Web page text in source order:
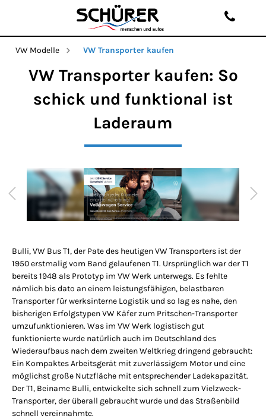
VW Modelle VW Transporter kaufen
VW Transporter kaufen: So
schick und funktional ist
Laderaum
Bulli, VW Bus T1, der Pate des heutigen VW Transporters ist der
1950 erstmalig vom Band gelaufenen T1. Ursprünglich war der T1
bereits 1948 als Prototyp im VW Werk unterwegs. Es fehlte
nämlich bis dato an einem leistungsfähigen, belastbaren
Transporter für werksinterne Logistik und so lag es nahe, den
bisherigen Erfolgstypen VW Käfer zum Pritschen-Transporter
umzufunktionieren. Was im VW Werk logistisch gut
funktionierte wurde natürlich auch im Deutschland des
Wiederaufbaus nach dem zweiten Weltkrieg dringend gebraucht:
Ein Kompaktes Arbeitsgerät mit zuverlässigem Motor und eine
möglichst große Nutzfläche mit entsprechender Ladekapazität.
Der T1, Beiname Bulli, entwickelte sich schnell zum Vielzweck-
Transporter, der überall gebraucht wurde und das Straßenbild
schnell vereinnahmte.